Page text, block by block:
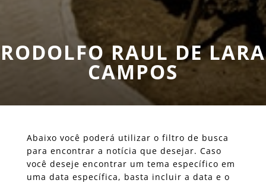
RODOLFO RAUL DE LARA
CAMPOS
Abaixo você poderá utilizar o filtro de busca
para encontrar a notícia que desejar. Caso
você deseje encontrar um tema específico em
uma data específica, basta incluir a data e o